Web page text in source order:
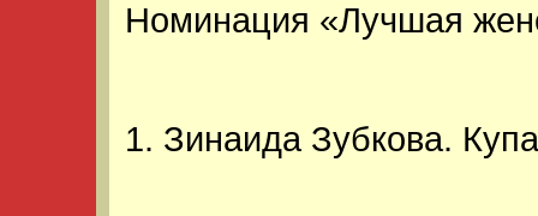
Номинация «Лучшая
1. Зинаида Зубкова.